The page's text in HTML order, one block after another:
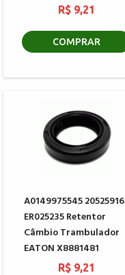
R$ 9,21
COMPRAR
A0149975545 20525916
ER025235 Retentor
Câmbio Trambulador
EATON X8881481
R$ 9,21